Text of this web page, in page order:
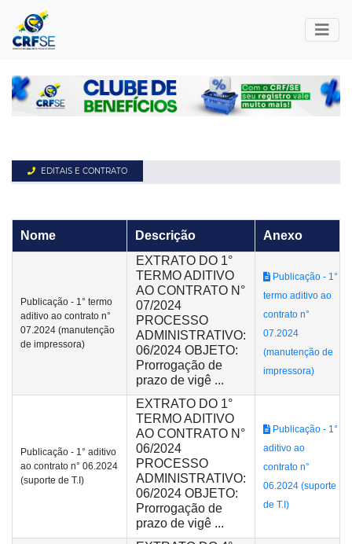
EDITAIS E CONTRATO
Nome Descrição Anexo
Publicação - 1° termo
aditivo ao contrato n°
07.2024 (manutenção
de impressora)
EXTRATO DO 1°
TERMO ADITIVO
AO CONTRATO N°
07/2024
PROCESSO
ADMINISTRATIVO:
06/2024 OBJETO:
Prorrogação de
prazo de vigê ...
Publicação - 1°
termo aditivo ao
contrato n°
07.2024
(manutenção de
impressora)
Publicação - 1° aditivo
ao contrato n° 06.2024
(suporte de T.I)
EXTRATO DO 1°
TERMO ADITIVO
AO CONTRATO N°
06/2024
PROCESSO
ADMINISTRATIVO:
06/2024 OBJETO:
Prorrogação de
prazo de vigê ...
Publicação - 1°
aditivo ao
contrato n°
06.2024 (suporte
de T.I)